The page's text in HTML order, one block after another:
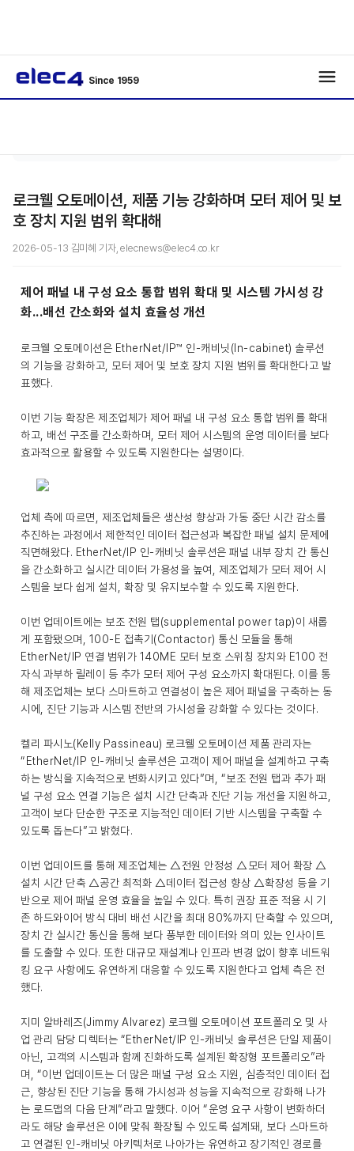
Since 1959
로크웰 오토메이션, 제품 기능 강화하며 모터 제어 및 보
호 장치 지원 범위 확대해
2026-05-13 김미혜 기자, elecnews@elec4.co.kr
제어 패널 내 구성 요소 통합 범위 확대 및 시스템 가시성 강
화...배선 간소화와 설치 효율성 개선
로크웰 오토메이션은 EtherNet/IP™ 인-캐비닛(In-cabinet) 솔루션
의 기능을 강화하고, 모터 제어 및 보호 장치 지원 범위를 확대한다고 발
표했다.
이번 기능 확장은 제조업체가 제어 패널 내 구성 요소 통합 범위를 확대
하고, 배선 구조를 간소화하며, 모터 제어 시스템의 운영 데이터를 보다
효과적으로 활용할 수 있도록 지원한다는 설명이다.
업체 측에 따르면, 제조업체들은 생산성 향상과 가동 중단 시간 감소를
추진하는 과정에서 제한적인 데이터 접근성과 복잡한 패널 설치 문제에
직면해왔다. EtherNet/IP 인-캐비닛 솔루션은 패널 내부 장치 간 통신
을 간소화하고 실시간 데이터 가용성을 높여, 제조업체가 모터 제어 시
스템을 보다 쉽게 설치, 확장 및 유지보수할 수 있도록 지원한다.
이번 업데이트에는 보조 전원 탭(supplemental power tap)이 새롭
게 포함됐으며, 100-E 접촉기(Contactor) 통신 모듈을 통해
EtherNet/IP 연결 범위가 140ME 모터 보호 스위칭 장치와 E100 전
자식 과부하 릴레이 등 추가 모터 제어 구성 요소까지 확대된다. 이를 통
해 제조업체는 보다 스마트하고 연결성이 높은 제어 패널을 구축하는 동
시에, 진단 기능과 시스템 전반의 가시성을 강화할 수 있다는 것이다.
켈리 파시노(Kelly Passineau) 로크웰 오토메이션 제품 관리자는
“EtherNet/IP 인-캐비닛 솔루션은 고객이 제어 패널을 설계하고 구축
하는 방식을 지속적으로 변화시키고 있다”며, “보조 전원 탭과 추가 패
널 구성 요소 연결 기능은 설치 시간 단축과 진단 기능 개선을 지원하고,
고객이 보다 단순한 구조로 지능적인 데이터 기반 시스템을 구축할 수
있도록 돕는다”고 밝혔다.
이번 업데이트를 통해 제조업체는 △전원 안정성 △모터 제어 확장 △
설치 시간 단축 △공간 최적화 △데이터 접근성 향상 △확장성 등을 기
반으로 제어 패널 운영 효율을 높일 수 있다. 특히 권장 표준 적용 시 기
존 하드와이어 방식 대비 배선 시간을 최대 80%까지 단축할 수 있으며,
장치 간 실시간 통신을 통해 보다 풍부한 데이터와 의미 있는 인사이트
를 도출할 수 있다. 또한 대규모 재설계나 인프라 변경 없이 향후 네트워
킹 요구 사항에도 유연하게 대응할 수 있도록 지원한다고 업체 측은 전
했다.
지미 알바레즈(Jimmy Alvarez) 로크웰 오토메이션 포트폴리오 및 사
업 관리 담당 디렉터는 “EtherNet/IP 인-캐비닛 솔루션은 단일 제품이
아닌, 고객의 시스템과 함께 진화하도록 설계된 확장형 포트폴리오”라
며, “이번 업데이트는 더 많은 패널 구성 요소 지원, 심층적인 데이터 접
근, 향상된 진단 기능을 통해 가시성과 성능을 지속적으로 강화해 나가
는 로드맵의 다음 단계”라고 말했다. 이어 “운영 요구 사항이 변화하더
라도 해당 솔루션은 이에 맞춰 확장될 수 있도록 설계돼, 보다 스마트하
고 연결된 인-캐비닛 아키텍처로 나아가는 유연하고 장기적인 경로를